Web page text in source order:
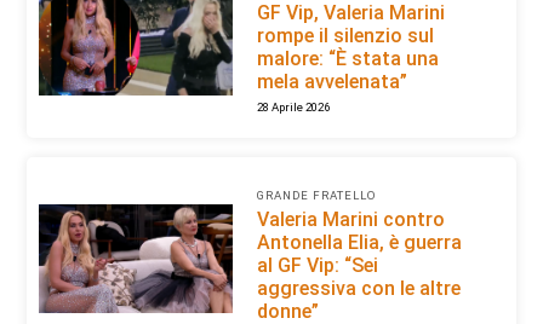
GF Vip, Valeria Marini
rompe il silenzio sul
malore: “È stata una
mela avvelenata”
28 Aprile 2026
GRANDE FRATELLO
Valeria Marini contro
Antonella Elia, è guerra
al GF Vip: “Sei
aggressiva con le altre
donne”